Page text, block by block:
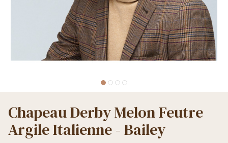
Chapeau Derby Melon Feutre
Argile Italienne - Bailey